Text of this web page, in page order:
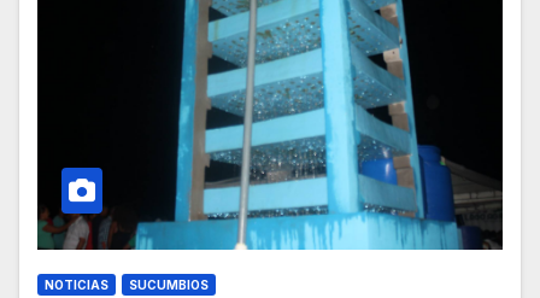
NOTICIAS SUCUMBIOS